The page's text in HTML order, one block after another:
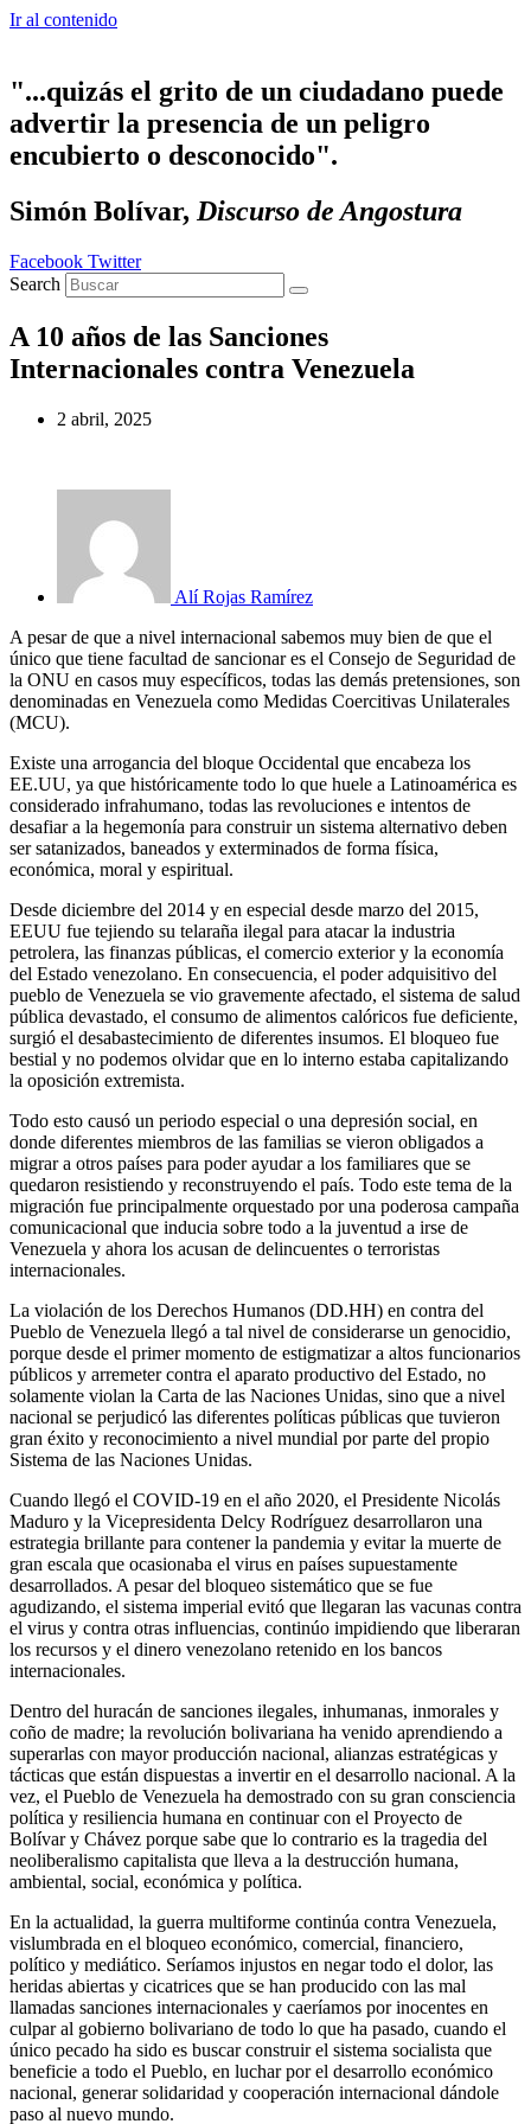
Ir al contenido
"...quizás el grito de un ciudadano puede
advertir la presencia de un peligro
encubierto o desconocido".
Simón Bolívar, Discurso de Angostura
Facebook Twitter
Search
A 10 años de las Sanciones
Internacionales contra Venezuela
2 abril, 2025
Alí Rojas Ramírez
A pesar de que a nivel internacional sabemos muy bien de que el
único que tiene facultad de sancionar es el Consejo de Seguridad de
la ONU en casos muy específicos, todas las demás pretensiones, son
denominadas en Venezuela como Medidas Coercitivas Unilaterales
(MCU).
Existe una arrogancia del bloque Occidental que encabeza los
EE.UU, ya que históricamente todo lo que huele a Latinoamérica es
considerado infrahumano, todas las revoluciones e intentos de
desafiar a la hegemonía para construir un sistema alternativo deben
ser satanizados, baneados y exterminados de forma física,
económica, moral y espiritual.
Desde diciembre del 2014 y en especial desde marzo del 2015,
EEUU fue tejiendo su telaraña ilegal para atacar la industria
petrolera, las finanzas públicas, el comercio exterior y la economía
del Estado venezolano. En consecuencia, el poder adquisitivo del
pueblo de Venezuela se vio gravemente afectado, el sistema de salud
pública devastado, el consumo de alimentos calóricos fue deficiente,
surgió el desabastecimiento de diferentes insumos. El bloqueo fue
bestial y no podemos olvidar que en lo interno estaba capitalizando
la oposición extremista.
Todo esto causó un periodo especial o una depresión social, en
donde diferentes miembros de las familias se vieron obligados a
migrar a otros países para poder ayudar a los familiares que se
quedaron resistiendo y reconstruyendo el país. Todo este tema de la
migración fue principalmente orquestado por una poderosa campaña
comunicacional que inducia sobre todo a la juventud a irse de
Venezuela y ahora los acusan de delincuentes o terroristas
internacionales.
La violación de los Derechos Humanos (DD.HH) en contra del
Pueblo de Venezuela llegó a tal nivel de considerarse un genocidio,
porque desde el primer momento de estigmatizar a altos funcionarios
públicos y arremeter contra el aparato productivo del Estado, no
solamente violan la Carta de las Naciones Unidas, sino que a nivel
nacional se perjudicó las diferentes políticas públicas que tuvieron
gran éxito y reconocimiento a nivel mundial por parte del propio
Sistema de las Naciones Unidas.
Cuando llegó el COVID-19 en el año 2020, el Presidente Nicolás
Maduro y la Vicepresidenta Delcy Rodríguez desarrollaron una
estrategia brillante para contener la pandemia y evitar la muerte de
gran escala que ocasionaba el virus en países supuestamente
desarrollados. A pesar del bloqueo sistemático que se fue
agudizando, el sistema imperial evitó que llegaran las vacunas contra
el virus y contra otras influencias, continúo impidiendo que liberaran
los recursos y el dinero venezolano retenido en los bancos
internacionales.
Dentro del huracán de sanciones ilegales, inhumanas, inmorales y
coño de madre; la revolución bolivariana ha venido aprendiendo a
superarlas con mayor producción nacional, alianzas estratégicas y
tácticas que están dispuestas a invertir en el desarrollo nacional. A la
vez, el Pueblo de Venezuela ha demostrado con su gran consciencia
política y resiliencia humana en continuar con el Proyecto de
Bolívar y Chávez porque sabe que lo contrario es la tragedia del
neoliberalismo capitalista que lleva a la destrucción humana,
ambiental, social, económica y política.
En la actualidad, la guerra multiforme continúa contra Venezuela,
vislumbrada en el bloqueo económico, comercial, financiero,
político y mediático. Seríamos injustos en negar todo el dolor, las
heridas abiertas y cicatrices que se han producido con las mal
llamadas sanciones internacionales y caeríamos por inocentes en
culpar al gobierno bolivariano de todo lo que ha pasado, cuando el
único pecado ha sido es buscar construir el sistema socialista que
beneficie a todo el Pueblo, en luchar por el desarrollo económico
nacional, generar solidaridad y cooperación internacional dándole
paso al nuevo mundo.